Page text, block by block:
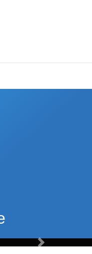
Вперед